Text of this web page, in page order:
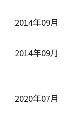
2014年09月
2014年09月
2020年07月